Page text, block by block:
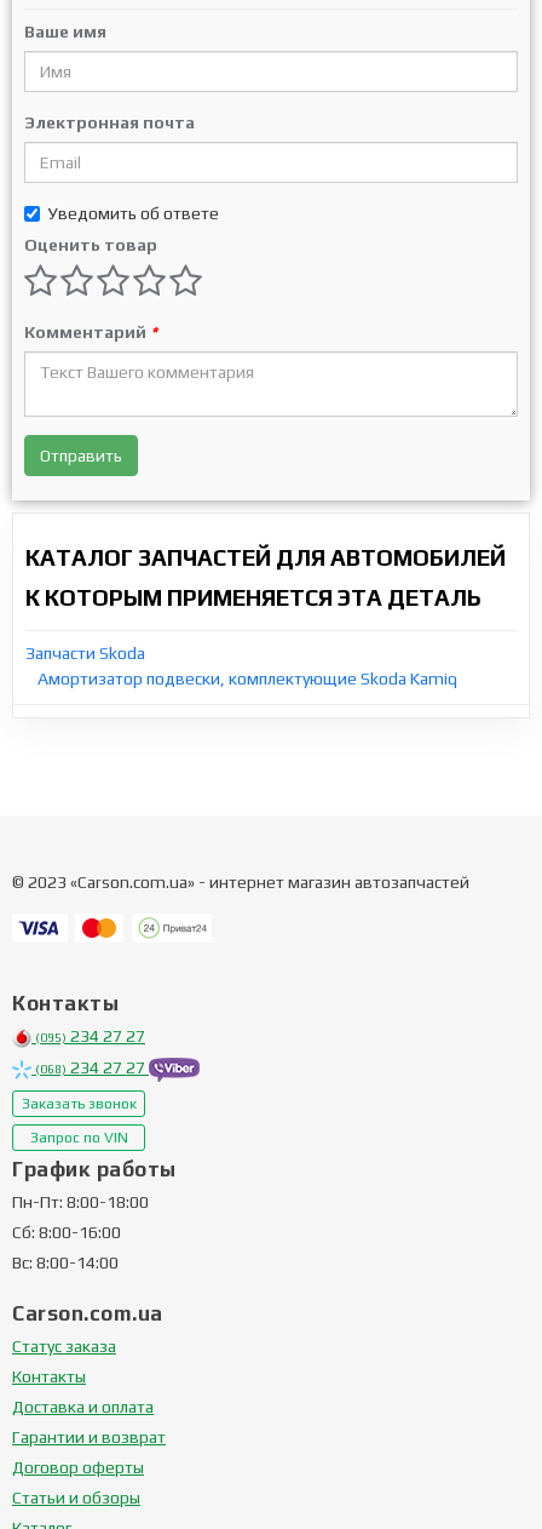
Ваше имя
Электронная почта
Уведомить об ответе
Оценить товар
Комментарий *
Отправить
КАТАЛОГ ЗАПЧАСТЕЙ ДЛЯ АВТОМОБИЛЕЙ
К КОТОРЫМ ПРИМЕНЯЕТСЯ ЭТА ДЕТАЛЬ
Запчасти Skoda
Амортизатор подвески, комплектующие Skoda Kamiq
© 2023 «Carson.com.ua» - интернет магазин автозапчастей
Контакты
(095) 234 27 27
(068) 234 27 27
Заказать звонок
Запрос по VIN
График работы
Пн-Пт: 8:00-18:00
Сб: 8:00-16:00
Вс: 8:00-14:00
Carson.com.ua
Статус заказа
Контакты
Доставка и оплата
Гарантии и возврат
Договор оферты
Статьи и обзоры